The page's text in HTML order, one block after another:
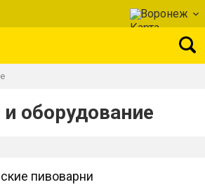
Воронеж
оборудование
пивоварни